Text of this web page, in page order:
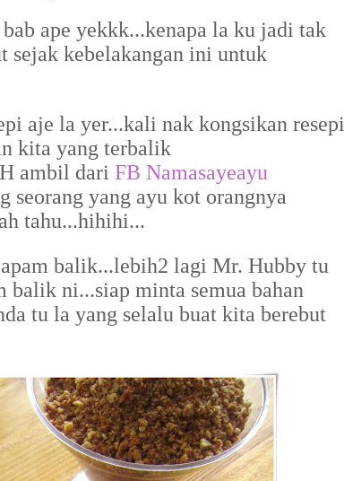
ape yekkk...kenapa la ku jadi tak
sejak kebelakangan ini untuk
aje la yer...kali nak kongsikan resepi
kita yang terbalik
ambil dari FB Namasayeayu
seorang yang ayu kot orangnya
tahu...hihihi...
balik...lebih2 lagi Mr. Hubby tu
balik ni...siap minta semua bahan
tu la yang selalu buat kita berebut